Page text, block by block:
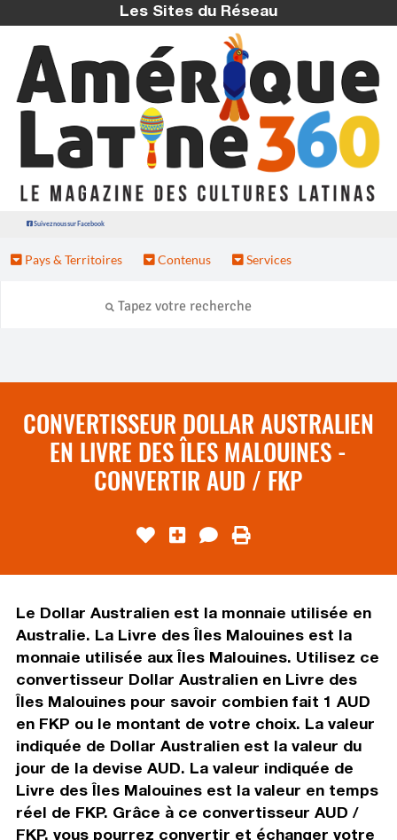
Les Sites du Réseau
Suivez nous sur Facebook
Pays & Territoires Contenus Services
CONVERTISSEUR DOLLAR AUSTRALIEN
EN LIVRE DES ÎLES MALOUINES -
CONVERTIR AUD / FKP
Le Dollar Australien est la monnaie utilisée en
Australie. La Livre des Îles Malouines est la
monnaie utilisée aux Îles Malouines. Utilisez ce
convertisseur Dollar Australien en Livre des
Îles Malouines pour savoir combien fait 1 AUD
en FKP ou le montant de votre choix. La valeur
indiquée de Dollar Australien est la valeur du
jour de la devise AUD. La valeur indiquée de
Livre des Îles Malouines est la valeur en temps
réel de FKP. Grâce à ce convertisseur AUD /
FKP, vous pourrez convertir et échanger votre